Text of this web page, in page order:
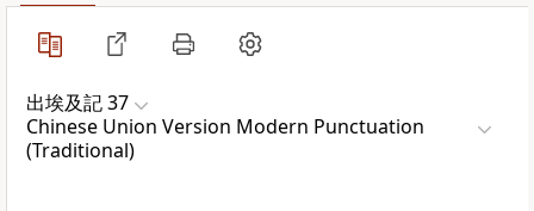
出埃及記 37
Chinese Union Version Modern Punctuation
(Traditional)